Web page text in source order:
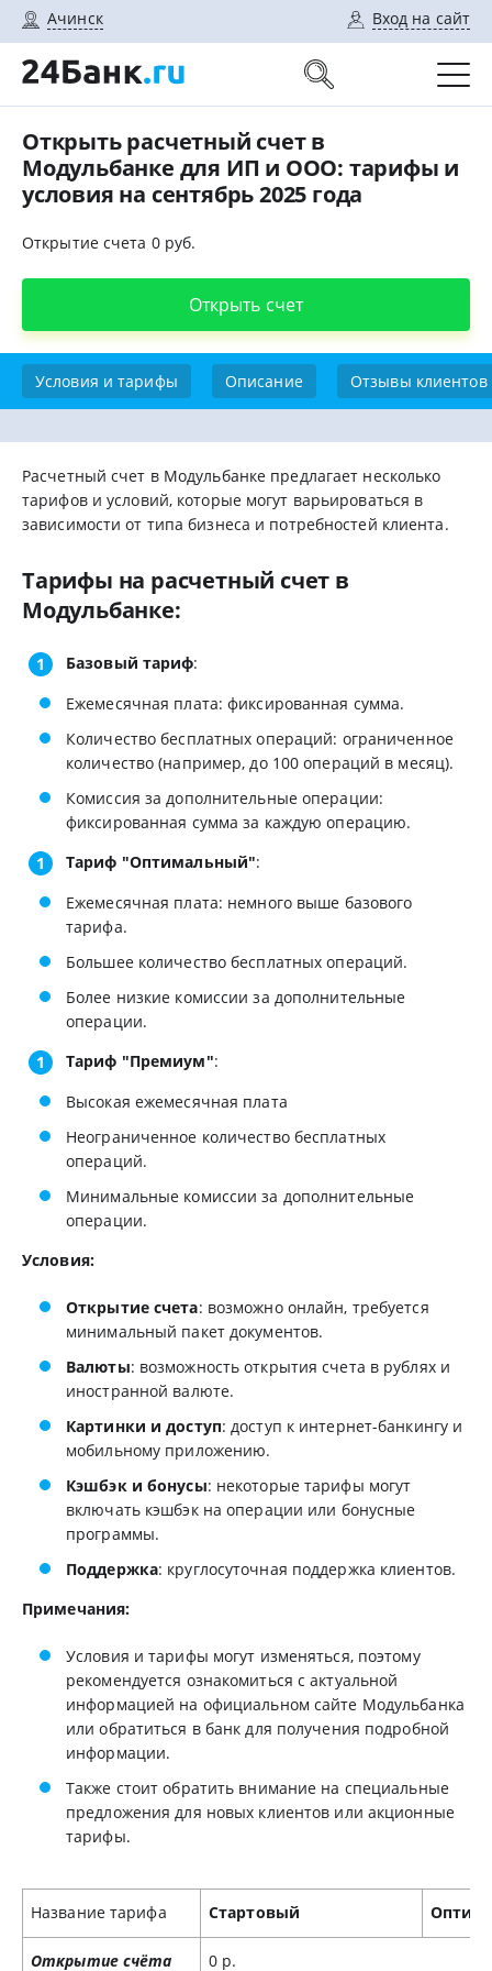
Ачинск Вход на сайт
Открыть расчетный счет в
Модульбанке для ИП и ООО: тарифы и
условия на сентябрь 2025 года
Открытие счета 0 руб.
Открыть счет
Условия и тарифы Описание Отзывы клиентов
Расчетный счет в Модульбанке предлагает несколько
тарифов и условий, которые могут варьироваться в
зависимости от типа бизнеса и потребностей клиента.
Тарифы на расчетный счет в
Модульбанке:
Базовый тариф:
Ежемесячная плата: фиксированная сумма.
Количество бесплатных операций: ограниченное
количество (например, до 100 операций в месяц).
Комиссия за дополнительные операции:
фиксированная сумма за каждую операцию.
Тариф "Оптимальный":
Ежемесячная плата: немного выше базового
тарифа.
Большее количество бесплатных операций.
Более низкие комиссии за дополнительные
операции.
Тариф "Премиум":
Высокая ежемесячная плата
Неограниченное количество бесплатных
операций.
Минимальные комиссии за дополнительные
операции.
Условия:
Открытие счета: возможно онлайн, требуется
минимальный пакет документов.
Валюты: возможность открытия счета в рублях и
иностранной валюте.
Картинки и доступ: доступ к интернет-банкингу и
мобильному приложению.
Кэшбэк и бонусы: некоторые тарифы могут
включать кэшбэк на операции или бонусные
программы.
Поддержка: круглосуточная поддержка клиентов.
Примечания:
Условия и тарифы могут изменяться, поэтому
рекомендуется ознакомиться с актуальной
информацией на официальном сайте Модульбанка
или обратиться в банк для получения подробной
информации.
Также стоит обратить внимание на специальные
предложения для новых клиентов или акционные
тарифы.
Название тарифа Стартовый
Открытие счёта 0 р.